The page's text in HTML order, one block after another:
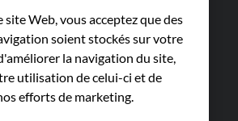
site Web, vous acceptez que des
soient stockés sur votre
la navigation du site,
utilisation de celui-ci et de
efforts de marketing.